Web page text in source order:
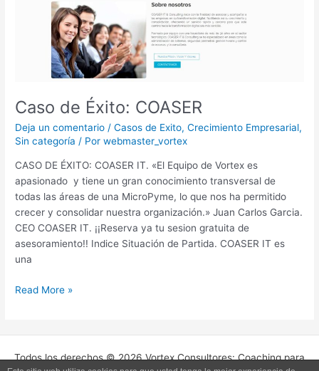
Caso de Éxito: COASER
Deja un comentario /Casos de Exito,Crecimiento Empresarial,
Sin categoría / Porwebmaster_vortex
CASO DE ÉXITO: COASER IT. «El Equipo de Vortex es
apasionado y tiene un gran conocimiento transversal de
todas las áreas de una MicroPyme, lo que nos ha permitido
crecer y consolidar nuestra organización.» Juan Carlos Garcia.
CEO COASER IT. ¡¡Reserva ya tu sesion gratuita de
asesoramiento!! Indice Situación de Partida. COASER IT es
una
Read More »
Todos los derechos © 2026 Vortex Consultores: Coaching para